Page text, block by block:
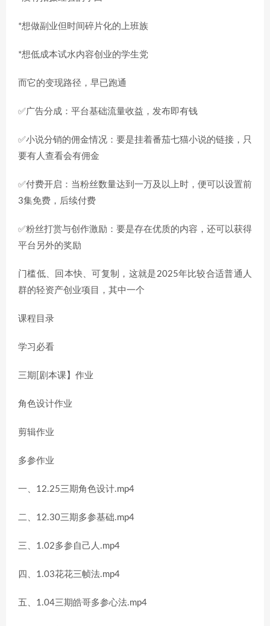
*想做副业但时间碎片化的上班族
*想低成本试水内容创业的学生党
而它的变现路径，早已跑通
✅广告分成：平台基础流量收益，发布即有钱
✅小说分销的佣金情况：要是挂着番茄七猫小说的链接，只
要有人查看会有佣金
✅付费开启：当粉丝数量达到一万及以上时，便可以设置前
3集免费，后续付费
✅粉丝打赏与创作激励：要是存在优质的内容，还可以获得
平台另外的奖励
门槛低、回本快、可复制，这就是2025年比较合适普通人
群的轻资产创业项目，其中一个
课程目录
学习必看
三期[剧本课】作业
角色设计作业
剪辑作业
多参作业
一、12.25三期角色设计.mp4
二、12.30三期多参基础.mp4
三、1.02多参自己人.mp4
四、1.03花花三帧法.mp4
五、1.04三期皓哥多参心法.mp4